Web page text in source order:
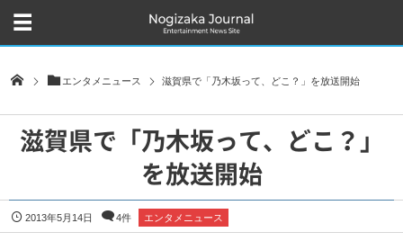
エンタメニュース 滋賀県で「乃木坂って、どこ？」を放送開始
滋賀県で「乃木坂って、どこ？」
を放送開始
2013年5月14日 4件 エンタメニュース